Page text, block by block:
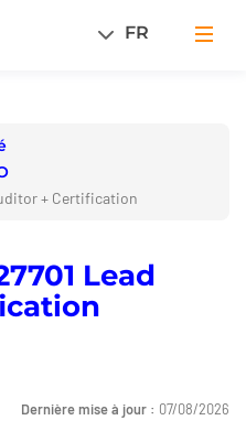
FR
+ Certification
Lead
Dernière mise à jour : 07/08/2026